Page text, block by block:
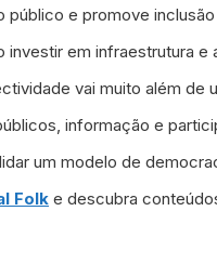
e promove
em infraestrutura e
vai muito além de
informação e
um modelo de
Folk e descubra